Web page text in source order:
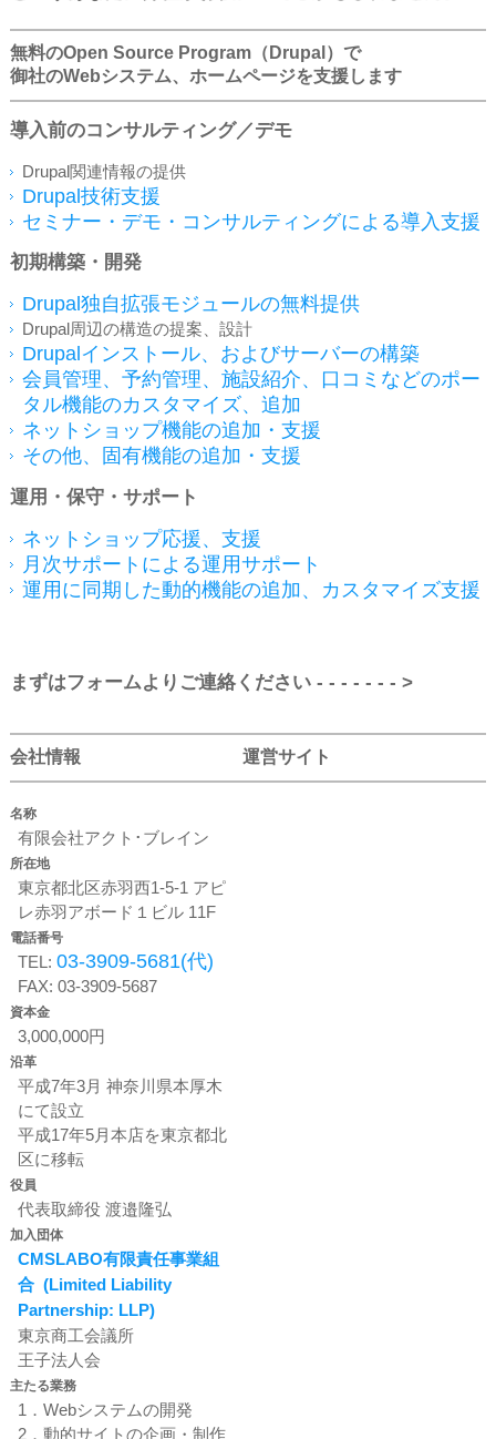
無料のOpen Source Program（Drupal）で
御社のWebシステム、ホームページを支援します
導入前のコンサルティング／デモ
Drupal関連情報の提供
Drupal技術支援
セミナー・デモ・コンサルティングによる導入支援
初期構築・開発
Drupal独自拡張モジュールの無料提供
Drupal周辺の構造の提案、設計
Drupalインストール、およびサーバーの構築
会員管理、予約管理、施設紹介、口コミなどのポー
タル機能のカスタマイズ、追加
ネットショップ機能の追加・支援
その他、固有機能の追加・支援
運用・保守・サポート
ネットショップ応援、支援
月次サポートによる運用サポート
運用に同期した動的機能の追加、カスタマイズ支援
まずはフォームよりご連絡ください - - - - - - - >
会社情報
名称
有限会社アクト･ブレイン
所在地
東京都北区赤羽西1-5-1 アピ
レ赤羽アボード１ビル 11F
電話番号
TEL:03-3909-5681(代)
FAX: 03-3909-5687
資本金
3,000,000円
沿革
平成7年3月 神奈川県本厚木
にて設立
平成17年5月本店を東京都北
区に移転
役員
代表取締役 渡邉隆弘
加入団体
CMSLABO有限責任事業組
合 (Limited Liability
Partnership: LLP)
東京商工会議所
王子法人会
主たる業務
1．Webシステムの開発
2．動的サイトの企画・制作
運営サイト